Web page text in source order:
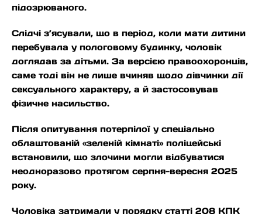
підозрюваного.
Слідчі з’ясували, що в період, коли мати дитини
перебувала у пологовому будинку, чоловік
доглядав за дітьми. За версією правоохоронців,
саме тоді він не лише вчиняв щодо дівчинки дії
сексуального характеру, а й застосовував
фізичне насильство.
Після опитування потерпілої у спеціально
облаштованій «зеленій кімнаті» поліцейські
встановили, що злочини могли відбуватися
неодноразово протягом серпня-вересня 2025
року.
Чоловіка затримали у порядку статті 208 КПК